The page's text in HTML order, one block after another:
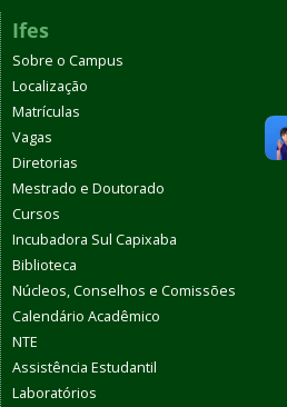
Ifes
Sobre o Campus
Localização
Matrículas
Vagas
Diretorias
Mestrado e Doutorado
Cursos
Incubadora Sul Capixaba
Biblioteca
Núcleos, Conselhos e Comissões
Calendário Acadêmico
NTE
Assistência Estudantil
Laboratórios